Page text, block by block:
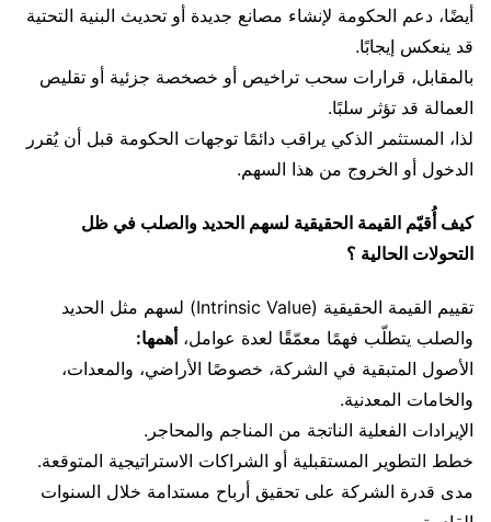
أيضًا، دعم الحكومة لإنشاء مصانع جديدة أو تحديث البنية التحتية
قد ينعكس إيجابًا.
بالمقابل، قرارات سحب تراخيص أو خصخصة جزئية أو تقليص
العمالة قد تؤثر سلبًا.
لذا، المستثمر الذكي يراقب دائمًا توجهات الحكومة قبل أن يُقرر
الدخول أو الخروج من هذا السهم.
كيف أُقيّم القيمة الحقيقية لسهم الحديد والصلب في ظل
التحولات الحالية ؟
تقييم القيمة الحقيقية (Intrinsic Value) لسهم مثل الحديد
والصلب يتطلّب فهمًا معمّقًا لعدة عوامل، أهمها:
الأصول المتبقية في الشركة، خصوصًا الأراضي، والمعدات،
والخامات المعدنية.
الإيرادات الفعلية الناتجة من المناجم والمحاجر.
خطط التطوير المستقبلية أو الشراكات الاستراتيجية المتوقعة.
مدى قدرة الشركة على تحقيق أرباح مستدامة خلال السنوات